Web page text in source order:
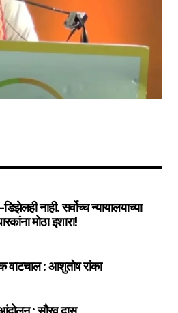
नाही. सर्वोच्च न्यायालयाच्या
मोठा इशारा!
वाटचाल : आशुतोष रांका